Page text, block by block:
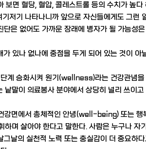
면 혈당, 혈압, 콜레스트롤 등의 수치가 높
저기 나타나니까 앞으로 자신들에게도 그런
은 없어도 가까운 장래에 병자가 될 가능성
있나 없나에 중점을 두게 되어 있는 것이 아
승화시켜 원기(wellness)라는 건강관념
말이 의료봉사 분야에서 상당히 널리 쓰이고
면에서 총체적인 안녕(well-being) 또는
며 살아야 한다고 말한다. 사람은 누구나 자
날의 실천적 노력 또는 충실감이 더 중요하